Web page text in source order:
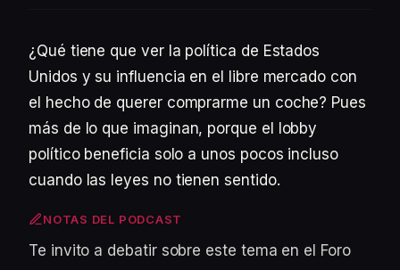
¿Qué tiene que ver la política de Estados
Unidos y su influencia en el libre mercado con
el hecho de querer comprarme un coche? Pues
más de lo que imaginan, porque el lobby
político beneficia solo a unos pocos incluso
cuando las leyes no tienen sentido.
NOTAS DEL PODCAST
Te invito a debatir sobre este tema en el Foro